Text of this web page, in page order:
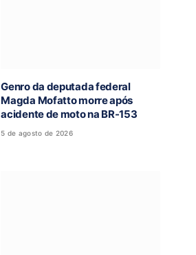
Genro da deputada federal
Magda Mofatto morre após
acidente de moto na BR-153
5 de agosto de 2026